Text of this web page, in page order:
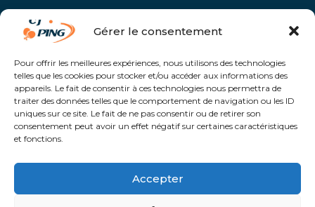
Gérer le consentement
Pour offrir les meilleures expériences, nous utilisons des technologies
telles que les cookies pour stocker et/ou accéder aux informations des
appareils. Le fait de consentir à ces technologies nous permettra de
traiter des données telles que le comportement de navigation ou les ID
uniques sur ce site. Le fait de ne pas consentir ou de retirer son
consentement peut avoir un effet négatif sur certaines caractéristiques
et fonctions.
Accepter
Tuttle
Xiom
Yasaka